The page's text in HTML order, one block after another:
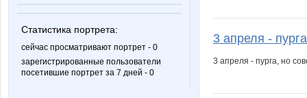
Статистика портрета:
сейчас просматривают портрет - 0
зарегистрированные пользователи
посетившие портрет за 7 дней - 0
3 апреля -
3 апреля - пурга, но